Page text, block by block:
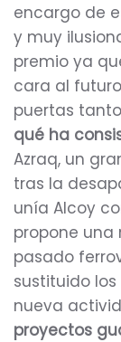
encargo de
y muy
premio ya
cara al
puertas
qué ha
Azraq, un
tras la
unía Alcoy
propone
pasado
sustituido
nueva
proyectos